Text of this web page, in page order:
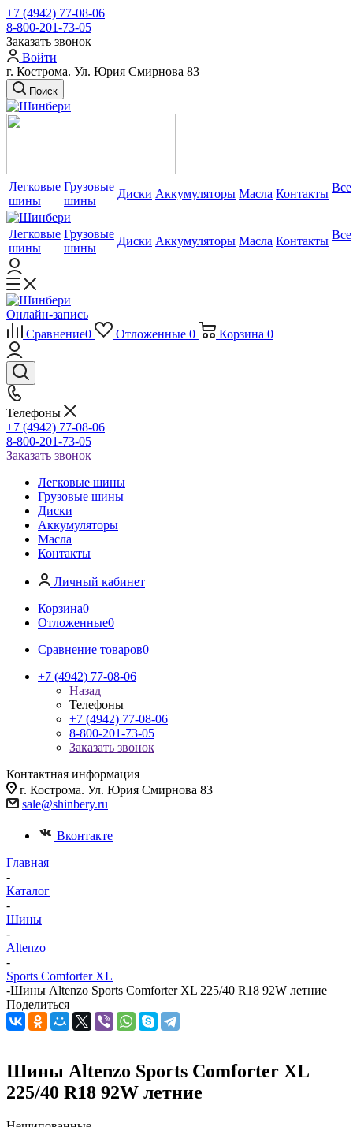
+7 (4942) 77-08-06
8-800-201-73-05
Заказать звонок
Войти
г. Кострома. Ул. Юрия Смирнова 83
Поиск
Легковые
шины
Грузовые
шины
Диски Аккумуляторы Масла Контакты Все
Легковые
шины
Грузовые
шины
Диски Аккумуляторы Масла Контакты Все
Онлайн-запись
Сравнение0 Отложенные 0 Корзина 0
Телефоны
+7 (4942) 77-08-06
8-800-201-73-05
Заказать звонок
Легковые шины
Грузовые шины
Диски
Аккумуляторы
Масла
Контакты
Личный кабинет
Корзина0
Отложенные0
Сравнение товаров0
+7 (4942) 77-08-06
Назад
Телефоны
+7 (4942) 77-08-06
8-800-201-73-05
Заказать звонок
Контактная информация
г. Кострома. Ул. Юрия Смирнова 83
sale@shinbery.ru
Вконтакте
Главная
-
Каталог
-
Шины
-
Altenzo
-
Sports Comforter XL
-Шины Altenzo Sports Comforter XL 225/40 R18 92W летние
Поделиться
Шины Altenzo Sports Comforter XL
225/40 R18 92W летние